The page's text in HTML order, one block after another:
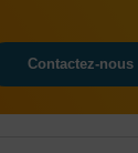
Contactez-nous